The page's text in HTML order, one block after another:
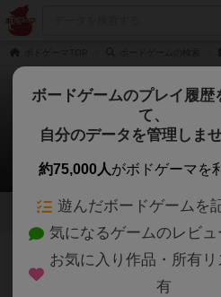
セカンド
57店のカフェ/スペ
2 3 4
セカンドベストで遊ぶことができるボー
57店登録されています。公開プロフィー
トでログインすると、同じ都道府県内の
ボードゲームのプレイ履歴
て、
自分のデータを管理しま
約75,000人がボドゲーマを
遊んだボードゲームを
気になるゲームのレビュ
お気に入り作品・所有
有